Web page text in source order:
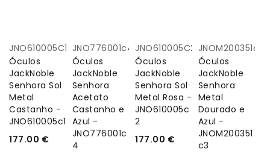
JNO610005C1
Óculos
JackNoble
Senhora Sol
Metal
Castanho -
JNO610005c1
177.00 €
JNO776001c4
Óculos
JackNoble
Senhora
Acetato
Castanho e
Azul -
JNO776001c
4
JNO610005C2
Óculos
JackNoble
Senhora Sol
Metal Rosa -
JNO610005c
2
177.00 €
JNOM200351c3
Óculos
JackNoble
Senhora
Metal
Dourado e
Azul -
JNOM200351
c3